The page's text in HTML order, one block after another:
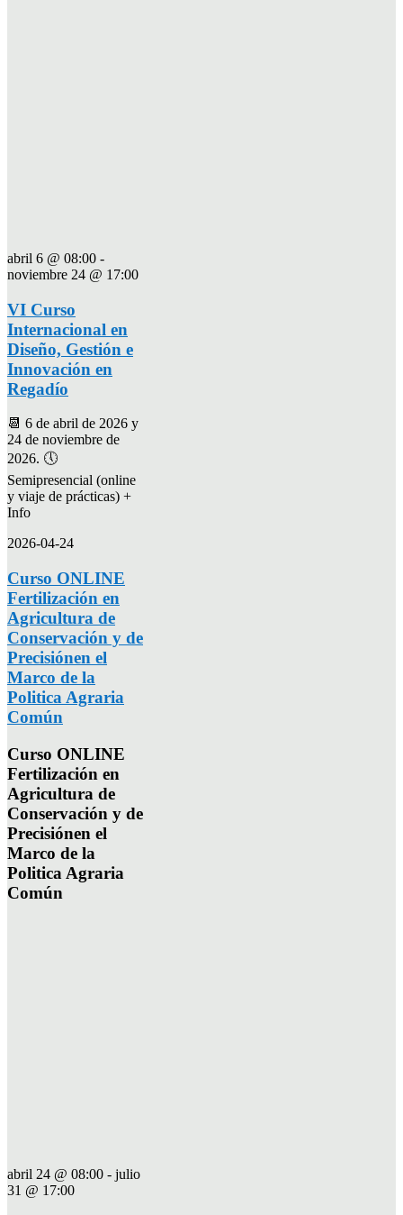
abril 6 @ 08:00 -
noviembre 24 @ 17:00
VI Curso
Internacional en
Diseño, Gestión e
Innovación en
Regadío
📆 6 de abril de 2026 y
24 de noviembre de
2026. 🕔
Semipresencial (online
y viaje de prácticas) +
Info
2026-04-24
Curso ONLINE
Fertilización en
Agricultura de
Conservación y de
Precisiónen el
Marco de la
Politica Agraria
Común
Curso ONLINE
Fertilización en
Agricultura de
Conservación y de
Precisiónen el
Marco de la
Politica Agraria
Común
abril 24 @ 08:00 - julio
31 @ 17:00